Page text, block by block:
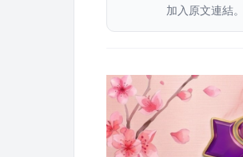
加入原文連結。